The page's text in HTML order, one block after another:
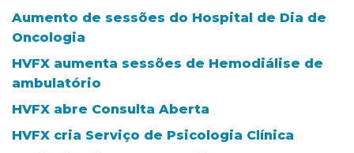
Aumento de sessões do Hospital de Dia de
Oncologia
HVFX aumenta sessões de Hemodiálise de
ambulatório
HVFX abre Consulta Aberta
HVFX cria Serviço de Psicologia Clínica